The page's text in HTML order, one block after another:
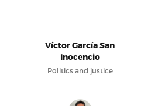
Víctor García San
Inocencio
Politics and justice